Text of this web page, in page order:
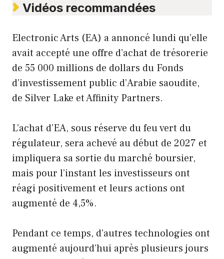
Vidéos recommandées
Electronic Arts (EA) a annoncé lundi qu’elle
avait accepté une offre d’achat de trésorerie
de 55 000 millions de dollars du Fonds
d’investissement public d’Arabie saoudite,
de Silver Lake et Affinity Partners.
L’achat d’EA, sous réserve du feu vert du
régulateur, sera achevé au début de 2027 et
impliquera sa sortie du marché boursier,
mais pour l’instant les investisseurs ont
réagi positivement et leurs actions ont
augmenté de 4,5%.
Pendant ce temps, d’autres technologies ont
augmenté aujourd’hui après plusieurs jours